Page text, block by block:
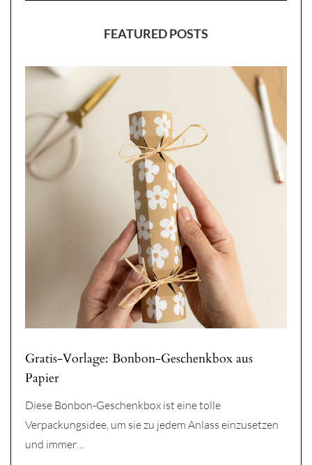
FEATURED POSTS
Gratis-Vorlage: Bonbon-Geschenkbox aus
Papier
Diese Bonbon-Geschenkbox ist eine tolle
Verpackungsidee, um sie zu jedem Anlass einzusetzen
und immer…